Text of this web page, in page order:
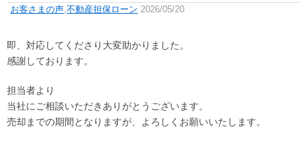
リンク お問い合せ
お客さまの声,不動産担保ローン 2026/05/20
即、対応してくださり大変助かりました。
感謝しております。
担当者より
当社にご相談いただきありがとうございます。
売却までの期間となりますが、よろしくお願いいたします。